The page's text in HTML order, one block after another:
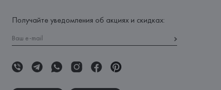
Получайте уведомления об акциях и скидках: